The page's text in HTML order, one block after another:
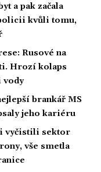
a pak začala
kvůli tomu,
Rusové na
Hrozí kolaps
vody
brankář MS
jeho kariéru
vyčistili sektor
vše smetla